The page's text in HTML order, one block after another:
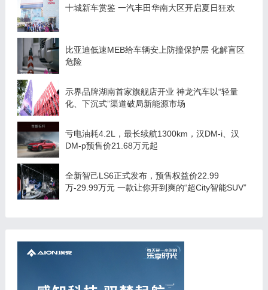
十城新车赏鉴 一汽丰田华南大区开启夏日狂欢
比亚迪低速MEB给车辆安上防撞保护层 化解盲区
危险
示界品牌湖南首家旗舰店开业 神龙汽车以“轻量
化、下沉式”渠道破局新能源市场
亏电油耗4.2L，最长续航1300km，汉DM-i、汉
DM-p预售价21.68万元起
全新智己LS6正式发布，预售权益价22.99
万-29.99万元 一款让你开到爽的“超City智能SUV”